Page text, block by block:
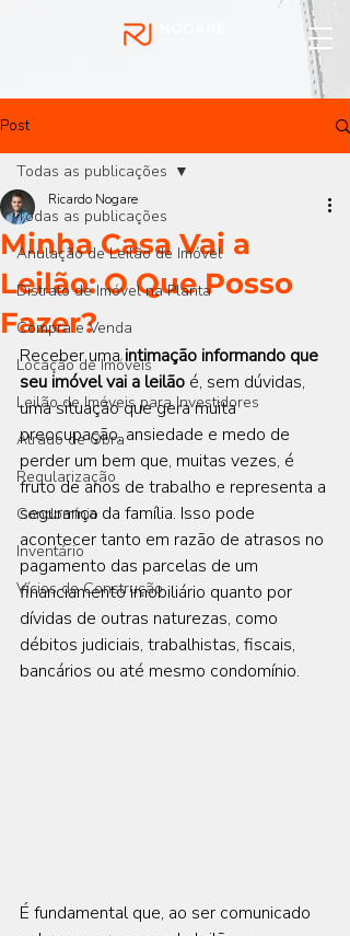
Post
Todas as publicações
Anulação de Leilão de Imóvel
Distrato de Imóvel na Planta
Compra e Venda
Locação de Imóveis
Leilão de Imóveis para Investidores
Atrado de Obra
Regularização
Condomínio
Inventário
Vícios de Construção
Todas as publicações
Minha Casa Vai a
Leilão: O Que Posso
Fazer?
Ricardo Nogare
Receber uma intimação informando que
seu imóvel vai a leilão é, sem dúvidas,
uma situação que gera muita
preocupação, ansiedade e medo de
perder um bem que, muitas vezes, é
fruto de anos de trabalho e representa a
segurança da família. Isso pode
acontecer tanto em razão de atrasos no
pagamento das parcelas de um
financiamento imobiliário quanto por
dívidas de outras naturezas, como
débitos judiciais, trabalhistas, fiscais,
bancários ou até mesmo condomínio.
É fundamental que, ao ser comunicado